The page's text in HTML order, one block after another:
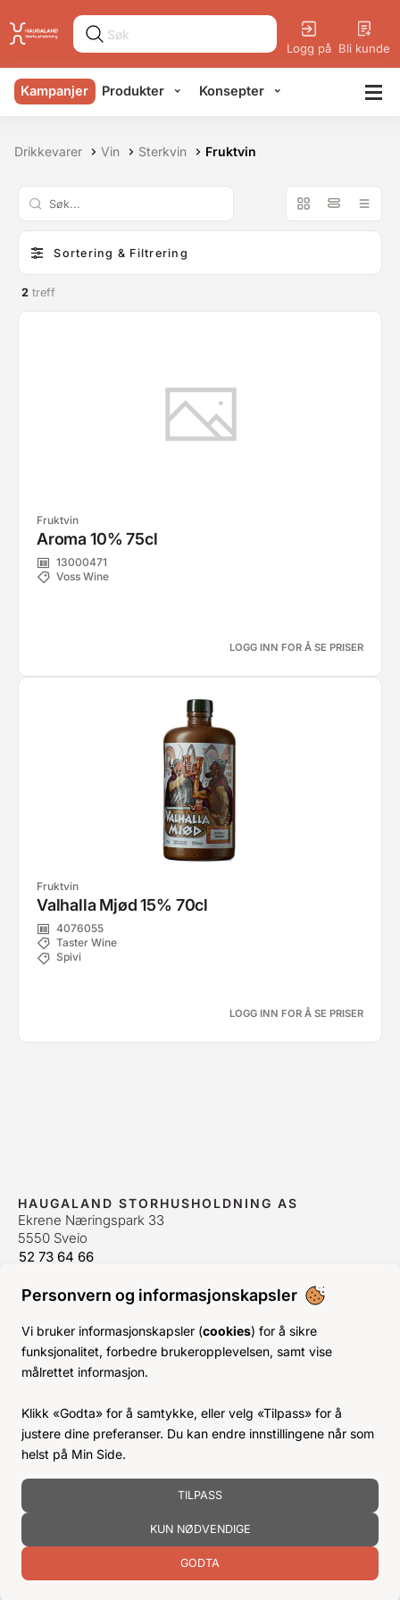
Personvern og informasjonskapsler
Vi bruker informasjonskapsler (cookies) for å sikre
funksjonalitet, forbedre brukeropplevelsen, samt vise
målrettet informasjon.
Klikk «Godta» for å samtykke, eller velg «Tilpass» for å
justere dine preferanser. Du kan endre innstillingene når som
helst på Min Side.
TILPASS
KUN NØDVENDIGE
GODTA
Logg på Bli kunde
Kampanjer Produkter Konsepter
Drikkevarer Vin Sterkvin Fruktvin
Sortering & Filtrering
2 treff
Fruktvin
Aroma 10% 75cl
13000471
Voss Wine
LOGG INN FOR Å SE PRISER
Fruktvin
Valhalla Mjød 15% 70cl
4076055
Taster Wine
Spivi
LOGG INN FOR Å SE PRISER
HAUGALAND STORHUSHOLDNING AS
Ekrene Næringspark 33
5550 Sveio
52 73 64 66
ÅPNINGSTIDER
Man-Fre:07–15
Lør-Søn: Stengt
Helligdager:Stengt
KJØPSVILKÅR
BLI KUNDE